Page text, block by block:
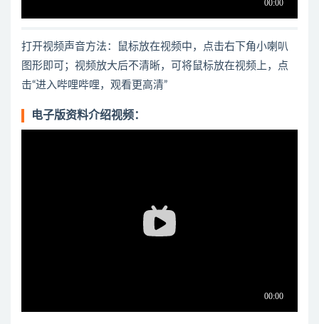
打开视频声音方法：鼠标放在视频中，点击右下角小喇叭
图形即可；视频放大后不清晰，可将鼠标放在视频上，点
击“进入哔哩哔哩，观看更高清”
电子版资料介绍视频：